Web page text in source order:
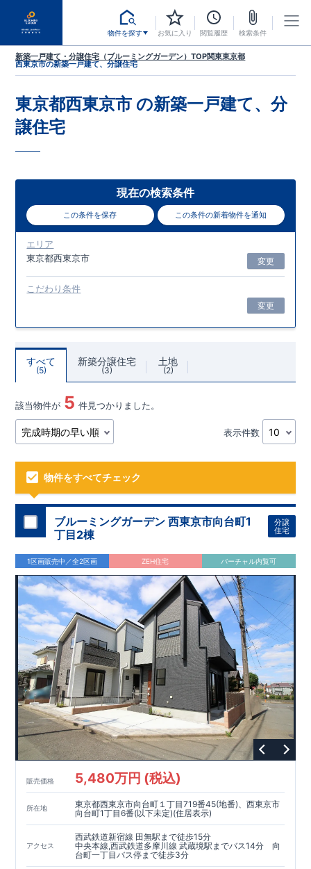
物件を探す お気に入り 閲覧履歴 検索条件
新築一戸建て・分譲住宅（ブルーミングガーデン）TOP関東東京都
西東京市の新築一戸建て、分譲住宅
東京都西東京市 の新築一戸建て、分
譲住宅
現在の検索条件
この条件を保存 この条件の新着物件を通知
エリア
東京都西東京市
変更
こだわり条件
変更
すべて
5
新築分譲住宅
3
土地
2
該当物件が 5 件見つかりました。
表示件数
物件をすべてチェック
ブルーミングガーデン 西東京市向台町1
丁目2棟
分譲
住宅
1区画販売中／全2区画 ZEH住宅 バーチャル内覧可
販売価格 5,480万円 (税込)
所在地
東京都西東京市向台町１丁目719番45(地番)、西東京市
向台町1丁目6番(以下未定)(住居表示)
アクセス
西武鉄道新宿線 田無駅まで徒歩15分
中央本線,西武鉄道多摩川線 武蔵境駅までバス14分 向
台町一丁目バス停まで徒歩3分